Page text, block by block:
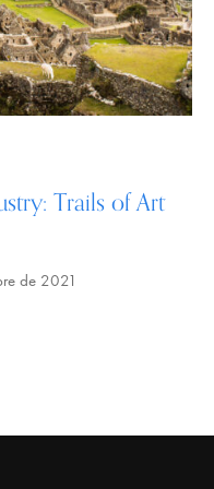
Trails of Art
de 2021